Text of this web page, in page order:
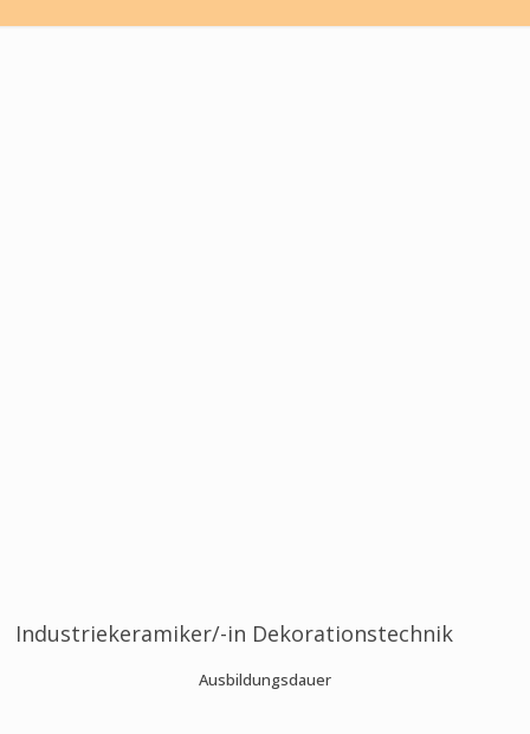
Industriekeramiker/-in Dekorationstechnik
Ausbildungsdauer